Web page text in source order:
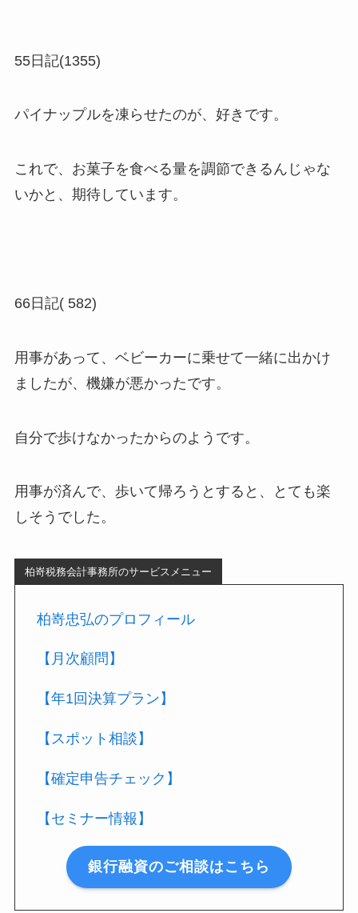
55日記(1355)
パイナップルを凍らせたのが、好きです。
これで、お菓子を食べる量を調節できるんじゃな
いかと、期待しています。
66日記( 582)
用事があって、ベビーカーに乗せて一緒に出かけ
ましたが、機嫌が悪かったです。
自分で歩けなかったからのようです。
用事が済んで、歩いて帰ろうとすると、とても楽
しそうでした。
柏嵜税務会計事務所のサービスメニュー
柏嵜忠弘のプロフィール
【月次顧問】
【年1回決算プラン】
【スポット相談】
【確定申告チェック】
【セミナー情報】
銀行融資のご相談はこちら